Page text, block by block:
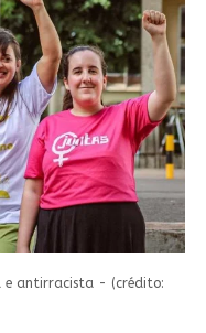
antirracista - (crédito: